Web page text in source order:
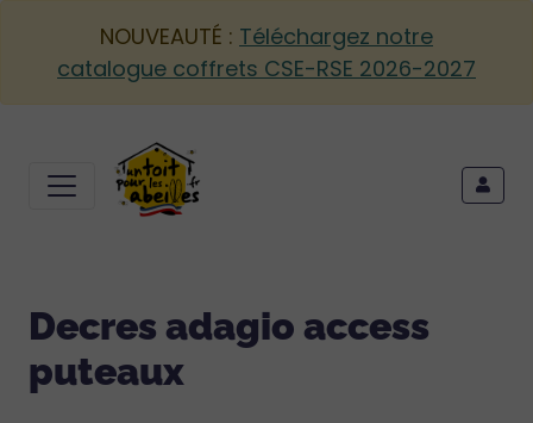
NOUVEAUTÉ : Téléchargez notre
catalogue coffrets CSE-RSE 2026-2027
Decres adagio access
puteaux